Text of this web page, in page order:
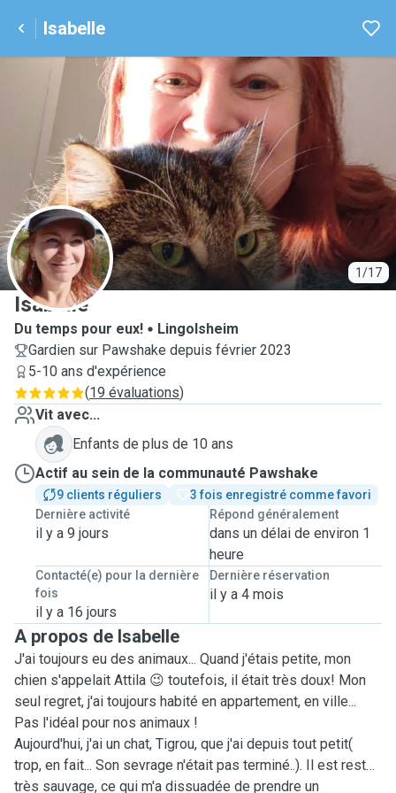
Isabelle
1/17
I
Isabelle
Du temps pour eux!
Lingolsheim
Gardien sur Pawshake depuis février 2023
5-10 ans d'expérience
(19 évaluations)
Vit avec...
Enfants de plus de 10 ans
Actif au sein de la communauté Pawshake
9 clients réguliers
3 fois enregistré comme favori
Dernière activité
il y a 9 jours
Répond généralement
dans un délai de environ 1
heure
Contacté(e) pour la dernière
fois
il y a 16 jours
Dernière réservation
il y a 4 mois
A propos de Isabelle
J'ai toujours eu des animaux... Quand j'étais petite, mon
chien s'appelait Attila 😉 toutefois, il était très doux! Mon
seul regret, j'ai toujours habité en appartement, en ville...
Pas l'idéal pour nos animaux !
Aujourd'hui, j'ai un chat, Tigrou, que j'ai depuis tout petit(
trop, en fait... Son sevrage n'était pas terminé..). Il est resté
très sauvage, ce qui m'a dissuadée de prendre un